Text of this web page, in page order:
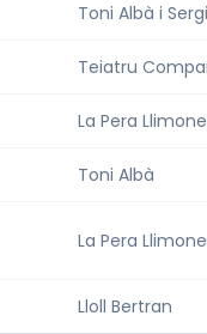
Toni Albà i
Teiatru
La Pera
Toni Albà
La Pera
Lloll Bertran